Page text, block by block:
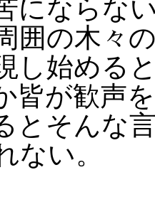
にならな
囲の木々
し始める
皆が歓声
とそんな
ない。